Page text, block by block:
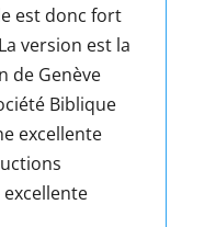
est donc fort
version est la
de Genève
Biblique
excellente